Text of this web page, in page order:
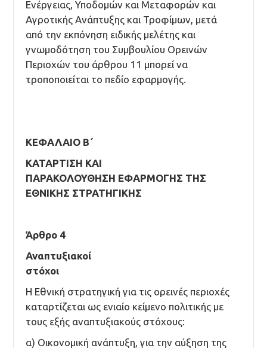
Ενέργειας, Υποδομών και Μεταφορών και
Αγροτικής Ανάπτυξης και Τροφίμων, μετά
από την εκπόνηση ειδικής μελέτης και
γνωμοδότηση του Συμβουλίου Ορεινών
Περιοχών του άρθρου 11 μπορεί να
τροποποιείται το πεδίο εφαρμογής.
ΚΕΦΑΛΑΙΟ Β΄
ΚΑΤΑΡΤΙΣΗ ΚΑΙ
ΠΑΡΑΚΟΛΟΥΘΗΣΗ ΕΦΑΡΜΟΓΗΣ ΤΗΣ
ΕΘΝΙΚΗΣ ΣΤΡΑΤΗΓΙΚΗΣ
Άρθρο 4
Αναπτυξιακοί
στόχοι
Η Εθνική στρατηγική για τις ορεινές περιοχές
καταρτίζεται ως ενιαίο κείμενο πολιτικής με
τους εξής αναπτυξιακούς στόχους:
α) Οικονομική ανάπτυξη, για την αύξηση της